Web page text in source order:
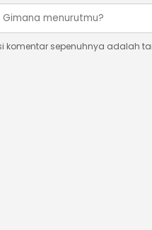
komentar sepenuhnya adalah